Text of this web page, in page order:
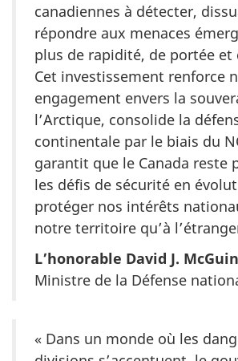
canadiennes à détecter,
répondre aux menaces
plus de rapidité, de portée et
Cet investissement renforce
engagement envers la
l’Arctique, consolide la
continentale par le biais du
garantit que le Canada reste
les défis de sécurité en
protéger nos intérêts
notre territoire qu’à
L’honorable David J.
Ministre de la Défense
« Dans un monde où les